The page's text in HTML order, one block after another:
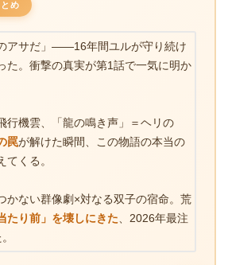
め
アサだ」――16年間ユルが守り続け
た。衝撃の真実が第1話で一気に明か
行機雲、「龍の鳴き声」＝ヘリの
罠が解けた瞬間、この物語の本当の
てくる。
かない群像劇×対なる双子の宿命。荒
たり前」を壊しにきた、2026年最注